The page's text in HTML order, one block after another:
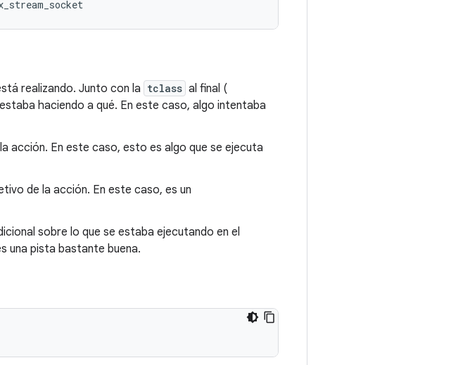
realizando. Junto con la tclass al final (
haciendo a qué. En este caso, algo intentaba
acción. En este caso, esto es algo que se ejecuta
de la acción. En este caso, es un
sobre lo que se estaba ejecutando en el
una pista bastante buena.